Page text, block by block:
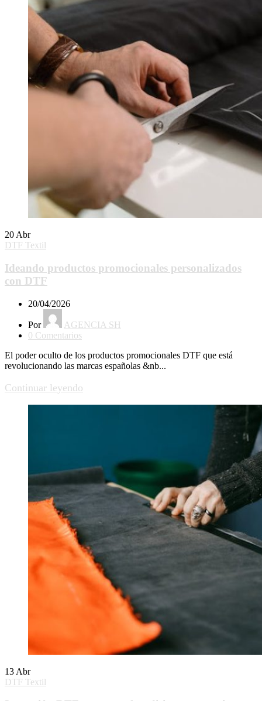
20 Abr
DTF Textil
Ideando productos promocionales personalizados
con DTF
20/04/2026
Por
AGENCIA SH
0 Comentarios
El poder oculto de los productos promocionales DTF que está
revolucionando las marcas españolas &nb...
Continuar leyendo
13 Abr
DTF Textil